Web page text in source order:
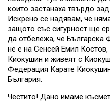
които застанаха твърдо
Искрено се надявам, че
защото със сигурност ще
да отбележа, че Българска
не е на Сенсей Емил
Киокушин и живеят с
Федерация Карате
България.
Честито! Дано имаме